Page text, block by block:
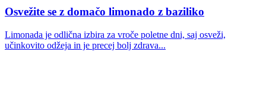
Osvežite se z domačo limonado z baziliko
Limonada je odlična izbira za vroče poletne dni, saj osveži,
učinkovito odžeja in je precej bolj zdrava...